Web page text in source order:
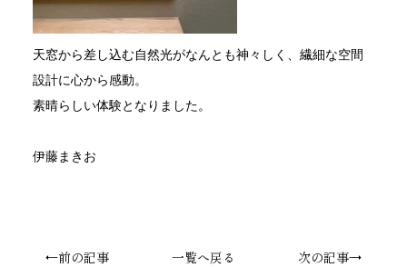
天窓から差し込む自然光がなんとも神々しく、繊細な空間
設計に心から感動。
素晴らしい体験となりました。
伊藤まきお
←前の記事 一覧へ戻る 次の記事→